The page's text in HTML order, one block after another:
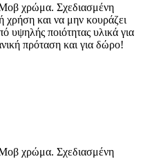
χρώμα. Σχεδιασμένη
χρήση και να μην κουράζει
υψηλής ποιότητας υλικά για
πρόταση και για δώρο!
χρώμα. Σχεδιασμένη